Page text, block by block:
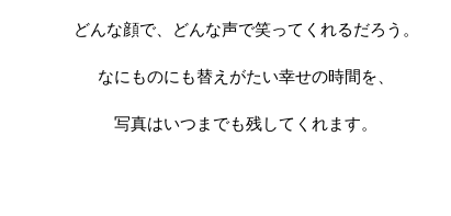
どんな顔で、どんな声で笑ってくれるだろう。
なにものにも替えがたい幸せの時間を、
写真はいつまでも残してくれます。